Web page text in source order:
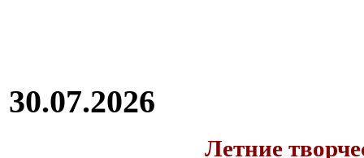
30.07.2026
Летние